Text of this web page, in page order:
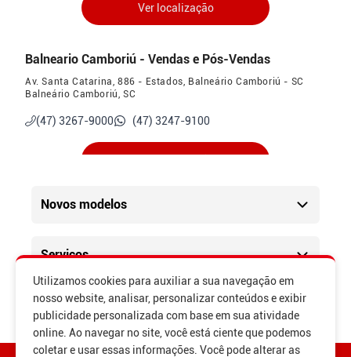
Ver localização
Balneario Camboriú - Vendas e Pós-Vendas
Av. Santa Catarina, 886 - Estados, Balneário Camboriú - SC
Balneário Camboriú, SC
(47) 3267-9000 (47) 3247-9100
Porto Belo - Vendas e Pós-Vendas
(47) 3369-7373 (47) 3247-9100
Ver localização
Camboriu
Novos modelos
Serviços
Institucional
Utilizamos cookies para auxiliar a sua navegação em
nosso website, analisar, personalizar conteúdos e exibir
publicidade personalizada com base em sua atividade
online. Ao navegar no site, você está ciente que podemos
coletar e usar essas informações. Você pode alterar as